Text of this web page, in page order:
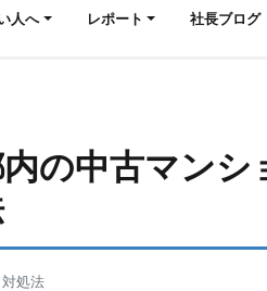
人へ レポート 社長ブログ
の中古マンシ
処法